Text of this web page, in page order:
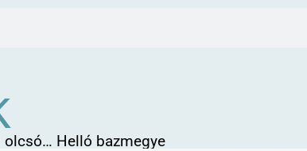
olcsó… Helló bazmegye